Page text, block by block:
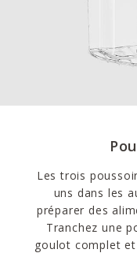
Les trois
uns dans les
préparer des
Tranchez une
goulot complet